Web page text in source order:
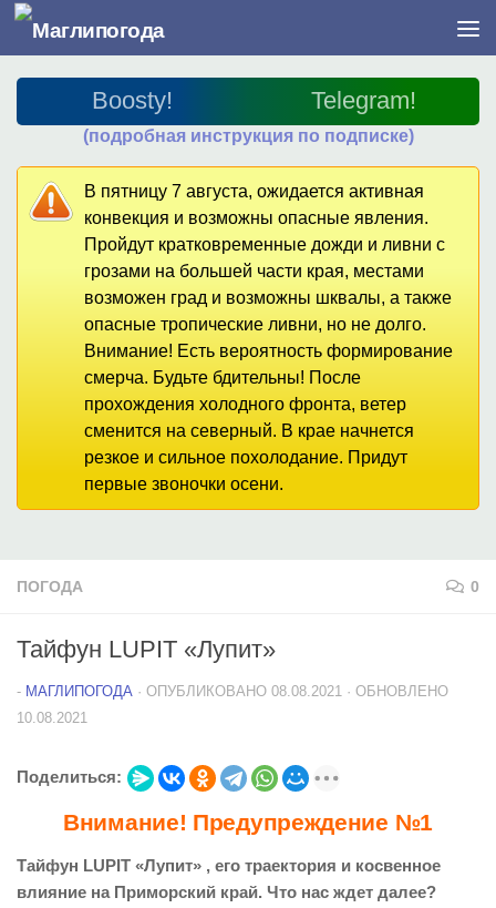
Перейти к содержимому
Boosty! Telegram!
(подробная инструкция по подписке)
В пятницу 7 августа, ожидается активная
конвекция и возможны опасные явления.
Пройдут кратковременные дожди и ливни с
грозами на большей части края, местами
возможен град и возможны шквалы, а также
опасные тропические ливни, но не долго.
Внимание! Есть вероятность формирование
смерча. Будьте бдительны! После
прохождения холодного фронта, ветер
сменится на северный. В крае начнется
резкое и сильное похолодание. Придут
первые звоночки осени.
ПОГОДА 0
Тайфун LUPIT «Лупит»
- МАГЛИПОГОДА · ОПУБЛИКОВАНО 08.08.2021 · ОБНОВЛЕНО
10.08.2021
Поделиться:
Внимание! Предупреждение №1
Тайфун LUPIT «Лупит» , его траектория и косвенное
влияние на Приморский край. Что нас ждет далее?